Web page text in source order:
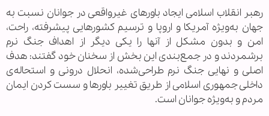
رهبر انقلاب اسلامی ایجاد باورهای غیرواقعی در جوانان نسبت به
جهان به‌ویژه آمریکا و اروپا و ترسیم کشورهایی پیشرفته، راحت،
امن و بدون مشکل از آنها را یکی دیگر از اهداف جنگ نرم
برشمردند و در جمع‌بندی این بخش از سخنان خود گفتند: هدف
اصلی و نهایی جنگ نرم طراحی‌شده، انحلال درونی و استحاله‌ی
داخلی جمهوری اسلامی از طریق تغییر باورها و سست کردن ایمان
مردم و به‌ویژه جوانان است.